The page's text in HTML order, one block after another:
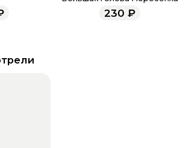
230 ₽